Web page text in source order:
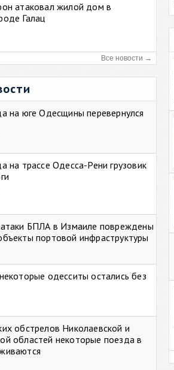
атаковал жилой дом в
Галац
Все новости →
на юге Одесщины перевернулся
на трассе Одесса-Рени грузовик
БПЛА в Измаиле повреждены
портовой инфраструктуры
одесситы остались без
обстрелов Николаевской и
областей некоторые поезда в